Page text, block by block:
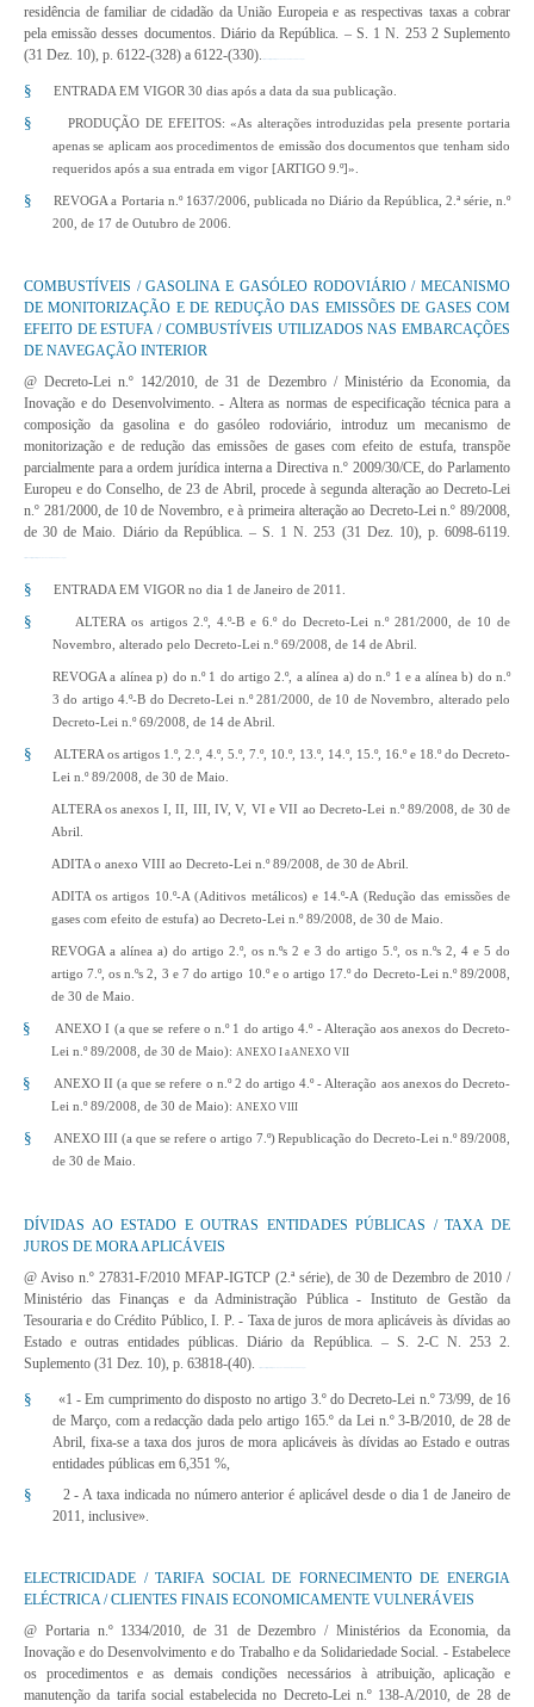
residência de familiar de cidadão da União Europeia e as respectivas taxas a cobrar
pela emissão desses documentos. Diário da República. – S. 1 N. 253 2 Suplemento
(31 Dez. 10), p. 6122-(328) a 6122-(330).
§ ENTRADA EM VIGOR 30 dias após a data da sua publicação.
§
PRODUÇÃO DE EFEITOS: «As alterações introduzidas pela presente portaria
apenas se aplicam aos procedimentos de emissão dos documentos que tenham sido
requeridos após a sua entrada em vigor [ARTIGO 9.º]».
§
REVOGA a Portaria n.º 1637/2006, publicada no Diário da República, 2.ª série, n.º
200, de 17 de Outubro de 2006.
COMBUSTÍVEIS / GASOLINA E GASÓLEO RODOVIÁRIO / MECANISMO
DE MONITORIZAÇÃO E DE REDUÇÃO DAS EMISSÕES DE GASES COM
EFEITO DE ESTUFA / COMBUSTÍVEIS UTILIZADOS NAS EMBARCAÇÕES
DE NAVEGAÇÃO INTERIOR
@ Decreto-Lei n.º 142/2010, de 31 de Dezembro/ Ministério da Economia, da
Inovação e do Desenvolvimento. - Altera as normas de especificação técnica para a
composição da gasolina e do gasóleo rodoviário, introduz um mecanismo de
monitorização e de redução das emissões de gases com efeito de estufa, transpõe
parcialmente para a ordem jurídica interna a Directiva n.º 2009/30/CE, do Parlamento
Europeu e do Conselho, de 23 de Abril, procede à segunda alteração ao Decreto-Lei
n.º 281/2000, de 10 de Novembro, e à primeira alteração ao Decreto-Lei n.º 89/2008,
de 30 de Maio. Diário da República. – S. 1 N. 253 (31 Dez. 10), p. 6098-6119.
§ ENTRADA EM VIGOR no dia 1 de Janeiro de 2011.
§
ALTERA os artigos 2.º, 4.º-B e 6.º do Decreto-Lei n.º 281/2000, de 10 de
Novembro, alterado pelo Decreto-Lei n.º 69/2008, de 14 de Abril.
REVOGA a alínea p) do n.º 1 do artigo 2.º, a alínea a) do n.º 1 e a alínea b) do n.º
3 do artigo 4.º-B do Decreto-Lei n.º 281/2000, de 10 de Novembro, alterado pelo
Decreto-Lei n.º 69/2008, de 14 de Abril.
§
ALTERA os artigos 1.º, 2.º, 4.º, 5.º, 7.º, 10.º, 13.º, 14.º, 15.º, 16.º e 18.º do Decreto-
Lei n.º 89/2008, de 30 de Maio.
ALTERA os anexos I, II, III, IV, V, VI e VII ao Decreto-Lei n.º 89/2008, de 30 de
Abril.
ADITA o anexo VIII ao Decreto-Lei n.º 89/2008, de 30 de Abril.
ADITA os artigos 10.º-A (Aditivos metálicos) e 14.º-A (Redução das emissões de
gases com efeito de estufa) ao Decreto-Lei n.º 89/2008, de 30 de Maio.
REVOGA a alínea a) do artigo 2.º, os n.ºs 2 e 3 do artigo 5.º, os n.ºs 2, 4 e 5 do
artigo 7.º, os n.ºs 2, 3 e 7 do artigo 10.º e o artigo 17.º do Decreto-Lei n.º 89/2008,
de 30 de Maio.
§
ANEXO I (a que se refere o n.º 1 do artigo 4.º - Alteração aos anexos do Decreto-
Lei n.º 89/2008, de 30 de Maio): ANEXO I a ANEXO VII
§
ANEXO II (a que se refere o n.º 2 do artigo 4.º - Alteração aos anexos do Decreto-
Lei n.º 89/2008, de 30 de Maio): ANEXO VIII
§ ANEXO III (a que se refere o artigo 7.º)Republicação do Decreto-Lei n.º 89/2008,
de 30 de Maio.
DÍVIDAS AO ESTADO E OUTRAS ENTIDADES PÚBLICAS / TAXA DE
JUROS DE MORA APLICÁVEIS
@ Aviso n.º 27831-F/2010 MFAP-IGTCP (2.ª série), de 30 de Dezembro de 2010 /
Ministério das Finanças e da Administração Pública - Instituto de Gestão da
Tesouraria e do Crédito Público, I. P. - Taxa de juros de mora aplicáveis às dívidas ao
Estado e outras entidades públicas. Diário da República. – S. 2-C N. 253 2.
Suplemento (31 Dez. 10), p. 63818-(40).
§
«1 - Em cumprimento do disposto no artigo 3.º do Decreto-Lei n.º 73/99, de 16
de Março, com a redacção dada pelo artigo 165.º da Lei n.º 3-B/2010, de 28 de
Abril, fixa-se a taxa dos juros de mora aplicáveis às dívidas ao Estado e outras
entidades públicas em 6,351 %,
§
2 - A taxa indicada no número anterior é aplicável desde o dia 1 de Janeiro de
2011, inclusive».
ELECTRICIDADE / TARIFA SOCIAL DE FORNECIMENTO DE ENERGIA
ELÉCTRICA / CLIENTES FINAIS ECONOMICAMENTE VULNERÁVEIS
@ Portaria n.º 1334/2010, de 31 de Dezembro / Ministérios da Economia, da
Inovação e do Desenvolvimento e do Trabalho e da Solidariedade Social. - Estabelece
os procedimentos e as demais condições necessários à atribuição, aplicação e
manutenção da tarifa social estabelecida no Decreto-Lei n.º 138-A/2010, de 28 de